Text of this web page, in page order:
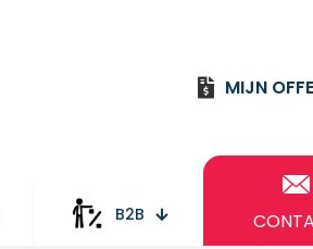
MIJN
B2B